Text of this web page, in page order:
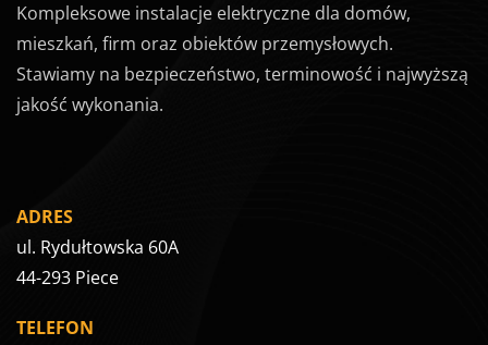
Kompleksowe instalacje elektryczne dla domów,
mieszkań, firm oraz obiektów przemysłowych.
Stawiamy na bezpieczeństwo, terminowość i najwyższą
jakość wykonania.
ADRES
ul. Rydułtowska 60A
44-293 Piece
TELEFON